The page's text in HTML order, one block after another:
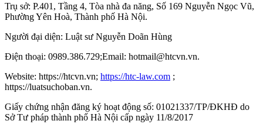
Trụ sở: P.401, Tầng 4, Tòa nhà đa năng, Số 169 Nguyễn Ngọc Vũ,
Phường Yên Hoà, Thành phố Hà Nội.
Người đại diện: Luật sư Nguyễn Doãn Hùng
Điện thoại: 0989.386.729;Email: hotmail@htcvn.vn.
Website: https://htcvn.vn; https://htc-law.com ;
https://luatsuchoban.vn.
Giấy chứng nhận đăng ký hoạt động số: 01021337/TP/ĐKHĐ do
Sở Tư pháp thành phố Hà Nội cấp ngày 11/8/2017